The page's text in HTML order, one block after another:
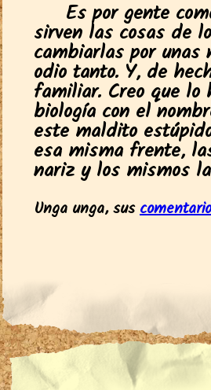
Es por gente
sirven las cosas de
cambiarlas por unas
odio tanto. Y, de
familiar. Creo que
biología con el
este maldito
esa misma frente,
nariz y los mismos
Unga unga, sus